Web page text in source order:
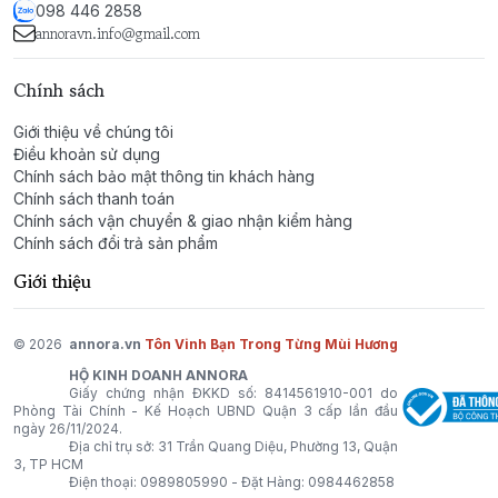
vẫn muốn toát lên nét quyến rũ kín đáo. Phù hợp cho
nhàng hoặc khi bạn muốn mang theo mình một làn
Aire Sutileza by Loewe - Một hành trình hương thơm
thanh thoát, tôn vinh vẻ đẹp tự nhiên và sự duyên
dáng đầy tinh tế.
098 446 2858
annoravn.info@gmail.com
Chính sách
Giới thiệu về chúng tôi
Điều khoản sử dụng
Chính sách bảo mật thông tin khách hàng
Chính sách thanh toán
Chính sách vận chuyển & giao nhận kiểm hàng
Chính sách đổi trả sản phẩm
Giới thiệu
© 2026 annora.vn Tôn Vinh Bạn Trong Từng Mùi Hương
HỘ KINH DOANH ANNORA
Giấy chứng nhận ĐKKD số: 8414561910-001 do
Phòng Tài Chính - Kế Hoạch UBND Quận 3 cấp lần đầu
ngày 26/11/2024.
Địa chỉ trụ sở: 31 Trần Quang Diệu, Phường 13, Quận
3, TP HCM
Điện thoại: 0989805990 - Đặt Hàng: 0984462858